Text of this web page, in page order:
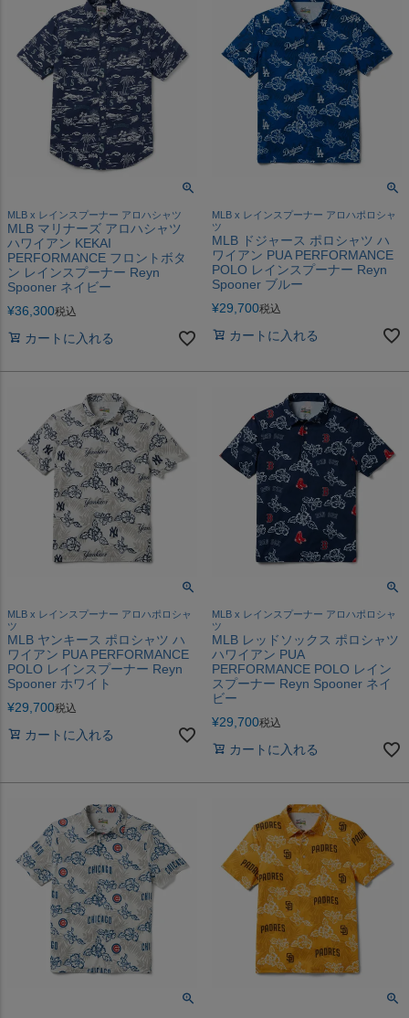
MLB x レインスプーナー アロハシャツ
MLB マリナーズ アロハシャツ
ハワイアン KEKAI
PERFORMANCE フロントボタ
ン レインスプーナー Reyn
Spooner ネイビー
¥36,300税込
カートに入れる
MLB x レインスプーナー アロハポロシャ
ツ
MLB ドジャース ポロシャツ ハ
ワイアン PUA PERFORMANCE
POLO レインスプーナー Reyn
Spooner ブルー
¥29,700税込
カートに入れる
MLB x レインスプーナー アロハポロシャ
ツ
MLB ヤンキース ポロシャツ ハ
ワイアン PUA PERFORMANCE
POLO レインスプーナー Reyn
Spooner ホワイト
¥29,700税込
カートに入れる
MLB x レインスプーナー アロハポロシャ
ツ
MLB レッドソックス ポロシャツ
ハワイアン PUA
PERFORMANCE POLO レイン
スプーナー Reyn Spooner ネイ
ビー
¥29,700税込
カートに入れる